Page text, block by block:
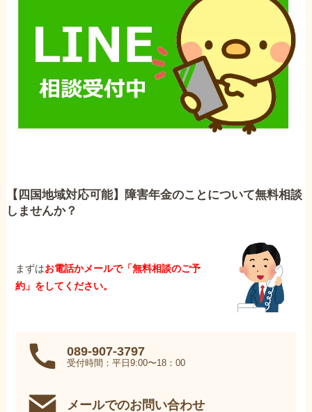
【四国地域対応可能】障害年金のことについて無料相談
しませんか？
まずはお電話かメールで「無料相談のご予
約」をしてください。
089-907-3797
受付時間：平日9:00〜18：00
メールでのお問い合わせ